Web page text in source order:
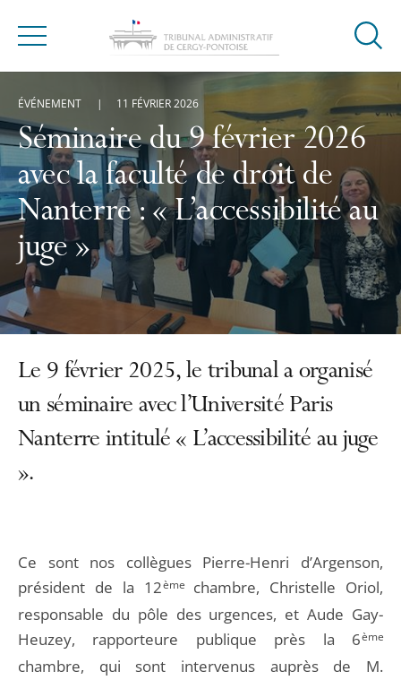
Menu
Ouvrir
de
Séminaire du 9 février 2026
avec la faculté de droit de
Nanterre : « L’accessibilité au
juge »
ÉVÉNEMENT 11 FÉVRIER 2026
Le 9 février 2025, le tribunal a organisé
un séminaire avec l’Université Paris
Nanterre intitulé « L’accessibilité au juge
».
Ce sont nos collègues Pierre-Henri d’Argenson,
président de la 12èmechambre, Christelle Oriol,
responsable du pôle des urgences, et Aude Gay-
Heuzey, rapporteure publique près la 6ème
chambre, qui sont intervenus auprès de M.